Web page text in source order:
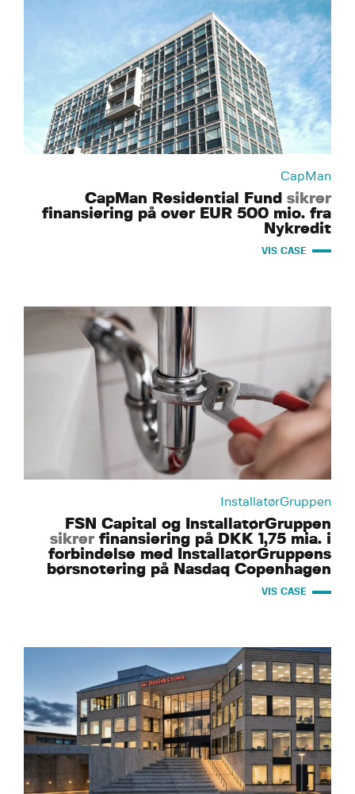
CapMan
CapMan Residential Fund sikrer
finansiering på over EUR 500 mio. fra
Nykredit
VIS CASE
InstallatørGruppen
FSN Capital og InstallatørGruppen
sikrerfinansiering på DKK 1,75 mia. i
forbindelse med InstallatørGruppens
børsnotering på Nasdaq Copenhagen
VIS CASE